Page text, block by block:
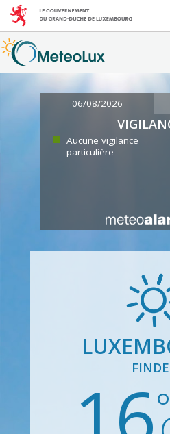
06/08/2026
Aucune vigilance
particulière